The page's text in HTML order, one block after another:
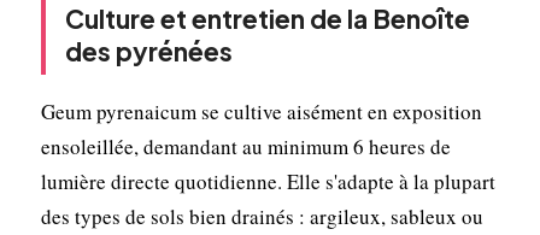
Culture et entretien de la Benoîte
des pyrénées
Geum pyrenaicum se cultive aisément en exposition
ensoleillée, demandant au minimum 6 heures de
lumière directe quotidienne. Elle s'adapte à la plupart
des types de sols bien drainés : argileux, sableux ou